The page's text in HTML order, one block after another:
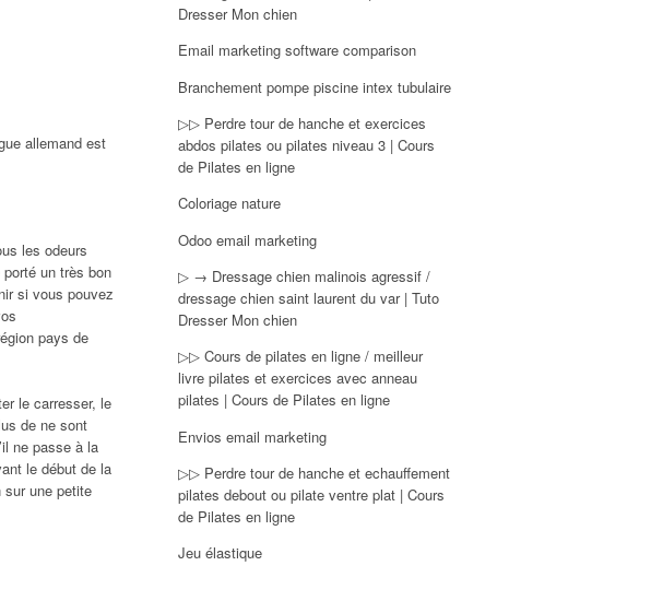
allemand est
les odeurs
un très bon
si vous pouvez
pays de
le carresser, le
de ne sont
ne passe à la
le début de la
une petite
Dresser Mon chien
Email marketing software comparison
Branchement pompe piscine intex tubulaire
▷▷ Perdre tour de hanche et exercices
abdos pilates ou pilates niveau 3 | Cours
de Pilates en ligne
Coloriage nature
Odoo email marketing
▷ → Dressage chien malinois agressif /
dressage chien saint laurent du var | Tuto
Dresser Mon chien
▷▷ Cours de pilates en ligne / meilleur
livre pilates et exercices avec anneau
pilates | Cours de Pilates en ligne
Envios email marketing
▷▷ Perdre tour de hanche et echauffement
pilates debout ou pilate ventre plat | Cours
de Pilates en ligne
Jeu élastique